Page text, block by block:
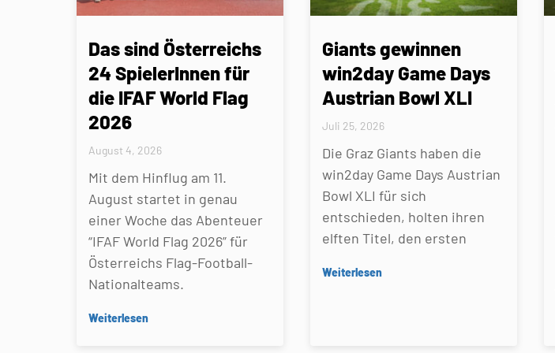
Das sind Österreichs
24 SpielerInnen für
die IFAF World Flag
2026
August 4, 2026
Mit dem Hinflug am 11.
August startet in genau
einer Woche das Abenteuer
“IFAF World Flag 2026” für
Österreichs Flag-Football-
Nationalteams.
Weiterlesen
Giants gewinnen
win2day Game Days
Austrian Bowl XLI
Juli 25, 2026
Die Graz Giants haben die
win2day Game Days Austrian
Bowl XLI für sich
entschieden, holten ihren
elften Titel, den ersten
Weiterlesen